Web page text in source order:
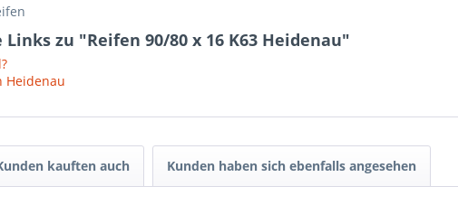
zu "Reifen 90/80 x 16 K63 Heidenau"
Heidenau
kauften auch Kunden haben sich ebenfalls angesehen